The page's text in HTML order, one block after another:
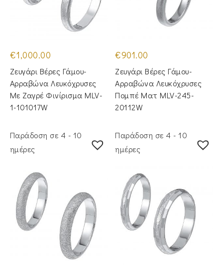
€1,000.00
Ζευγάρι Βέρες Γάμου-
Αρραβώνα Λευκόχρυσες
Με Ζαγρέ Φινίρισμα MLV-
1-101017W
€901.00
Ζευγάρι Βέρες Γάμου-
Αρραβώνα Λευκόχρυσες
Πομπέ Ματ MLV-245-
20112W
Παράδοση σε 4 - 10
ημέρες
Παράδοση σε 4 - 10
ημέρες